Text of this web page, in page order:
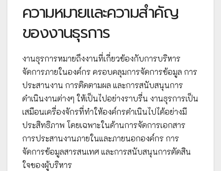
ความหมายและความสำคัญ
ของงานธุรการ
งานธุรการหมายถึงงานที่เกี่ยวข้องกับการบริหาร
จัดการภายในองค์กร ครอบคลุมการจัดการข้อมูล การ
ประสานงาน การติดตามผล และการสนับสนุนการ
ดำเนินงานต่างๆ ให้เป็นไปอย่างราบรื่น งานธุรการเป็น
เสมือนเครื่องจักรที่ทำให้องค์กรดำเนินไปได้อย่างมี
ประสิทธิภาพ โดยเฉพาะในด้านการจัดการเอกสาร
การประสานงานภายในและภายนอกองค์กร การ
จัดการข้อมูลสารสนเทศ และการสนับสนุนการตัดสิน
ใจของผู้บริหาร